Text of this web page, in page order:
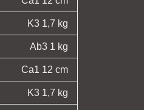
K3 1,7 kg
Ab3 1 kg
Ca1 12 cm
K3 1,7 kg